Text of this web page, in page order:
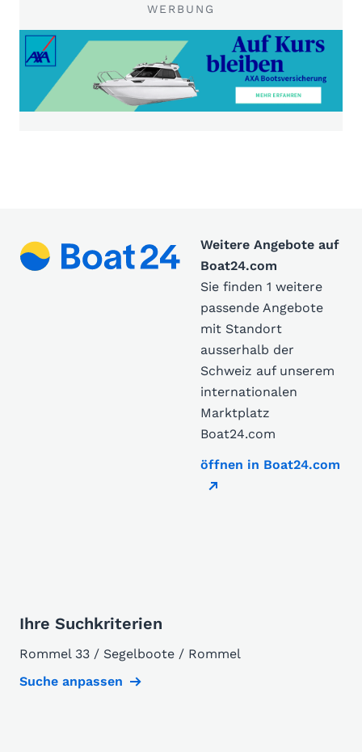
WERBUNG
Weitere Angebote auf
Boat24.com
Sie finden 1 weitere
passende Angebote
mit Standort
ausserhalb der
Schweiz auf unserem
internationalen
Marktplatz
Boat24.com
öffnen in Boat24.com
Ihre Suchkriterien
Rommel 33 / Segelboote / Rommel
Suche anpassen